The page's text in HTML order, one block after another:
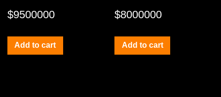
$9500000
Add to cart
$8000000
Add to cart